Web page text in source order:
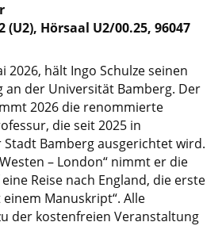
Hörsaal U2/00.25, 96047
2026, hält Ingo Schulze seinen
der Universität Bamberg. Der
2026 die renommierte
die seit 2025 in
Bamberg ausgerichtet wird.
– London“ nimmt er die
Reise nach England, die erste
Manuskript“. Alle
der kostenfreien Veranstaltung